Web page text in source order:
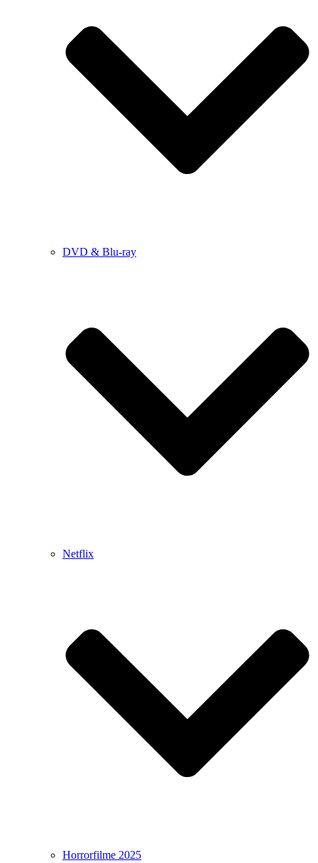
DVD & Blu-ray
Netflix
Horrorfilme 2025